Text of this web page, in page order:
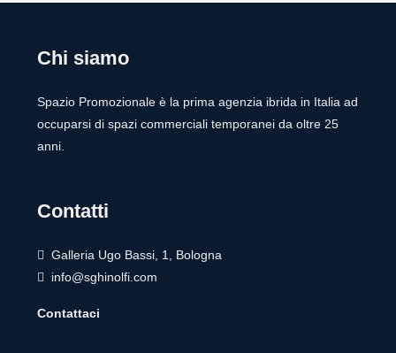
Chi siamo
Spazio Promozionale è la prima agenzia ibrida in Italia ad
occuparsi di spazi commerciali temporanei da oltre 25
anni.
Contatti
Galleria Ugo Bassi, 1, Bologna
info@sghinolfi.com
Contattaci